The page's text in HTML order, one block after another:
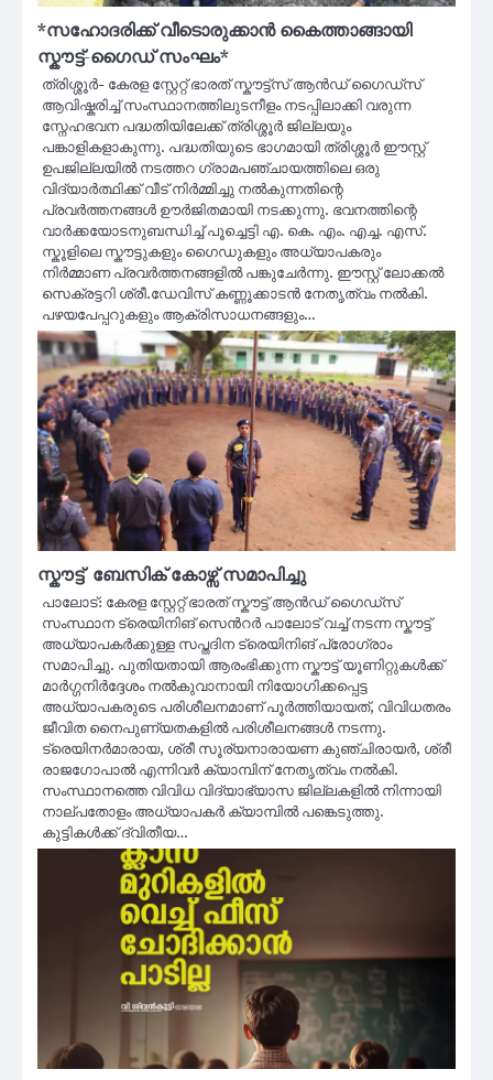
*സഹോദരിക്ക് വീടൊരുക്കാൻ കൈത്താങ്ങായി
സ്കൗട്ട്-ഗൈഡ് സംഘം*
ത്രിശ്ശൂർ- കേരള സ്റ്റേറ്റ് ഭാരത് സ്കൗട്ട്സ് ആൻഡ് ഗൈഡ്സ്
ആവിഷ്കരിച്ച് സംസ്ഥാനത്തിലുടനീളം നടപ്പിലാക്കി വരുന്ന
സ്നേഹഭവന പദ്ധതിയിലേക്ക് ത്രിശ്ശൂർ ജില്ലയും
പങ്കാളികളാകുന്നു. പദ്ധതിയുടെ ഭാഗമായി ത്രിശ്ശൂർ ഈസ്റ്റ്
ഉപജില്ലയിൽ നടത്തറ ഗ്രാമപഞ്ചായത്തിലെ ഒരു
വിദ്യാർത്ഥിക്ക് വീട് നിർമ്മിച്ചു നൽകുന്നതിന്റെ
പ്രവർത്തനങ്ങൾ ഊർജിതമായി നടക്കുന്നു. ഭവനത്തിന്റെ
വാർക്കയോടനുബന്ധിച്ച് പൂച്ചെട്ടി എ. കെ. എം. എച്ച. എസ്.
സ്കൂളിലെ സ്കൗട്ടുകളും ഗൈഡുകളും അധ്യാപകരും
നിർമ്മാണ പ്രവർത്തനങ്ങളിൽ പങ്കുചേർന്നു. ഈസ്റ്റ് ലോക്കൽ
സെക്രട്ടറി ശ്രീ.ഡേവിസ് കണ്ണൂക്കാടൻ നേതൃത്വം നൽകി.
പഴയപേപ്പറുകളും ആക്രിസാധനങ്ങളും…
സ്കൗട്ട് ബേസിക് കോഴ്സ് സമാപിച്ചു
പാലോട്: കേരള സ്റ്റേറ്റ് ഭാരത് സ്കൗട്ട് ആൻഡ് ഗൈഡ്സ്
സംസ്ഥാന ട്രെയിനിങ് സെൻറർ പാലോട് വച്ച് നടന്ന സ്കൗട്ട്
അധ്യാപകർക്കുള്ള സപ്തദിന ട്രെയിനിങ് പ്രോഗ്രാം
സമാപിച്ചു. പുതിയതായി ആരംഭിക്കുന്ന സ്കൗട്ട് യൂണിറ്റുകൾക്ക്
മാർഗ്ഗനിർദ്ദേശം നൽകുവാനായി നിയോഗിക്കപ്പെട്ട
അധ്യാപകരുടെ പരിശീലനമാണ് പൂർത്തിയായത്, വിവിധതരം
ജീവിത നൈപുണ്യതകളിൽ പരിശീലനങ്ങൾ നടന്നു.
ട്രെയിനർമാരായ, ശ്രീ സൂര്യനാരായണ കുഞ്ചിരായർ, ശ്രീ
രാജഗോപാൽ എന്നിവർ ക്യാമ്പിന് നേതൃത്വം നൽകി.
സംസ്ഥാനത്തെ വിവിധ വിദ്യാഭ്യാസ ജില്ലകളിൽ നിന്നായി
നാല്പതോളം അധ്യാപകർ ക്യാമ്പിൽ പങ്കെടുത്തു.
കുട്ടികൾക്ക് ദ്വിതീയ…